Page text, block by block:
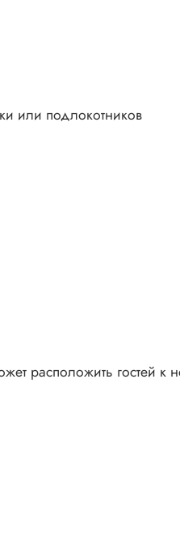
или подлокотников
расположить гостей